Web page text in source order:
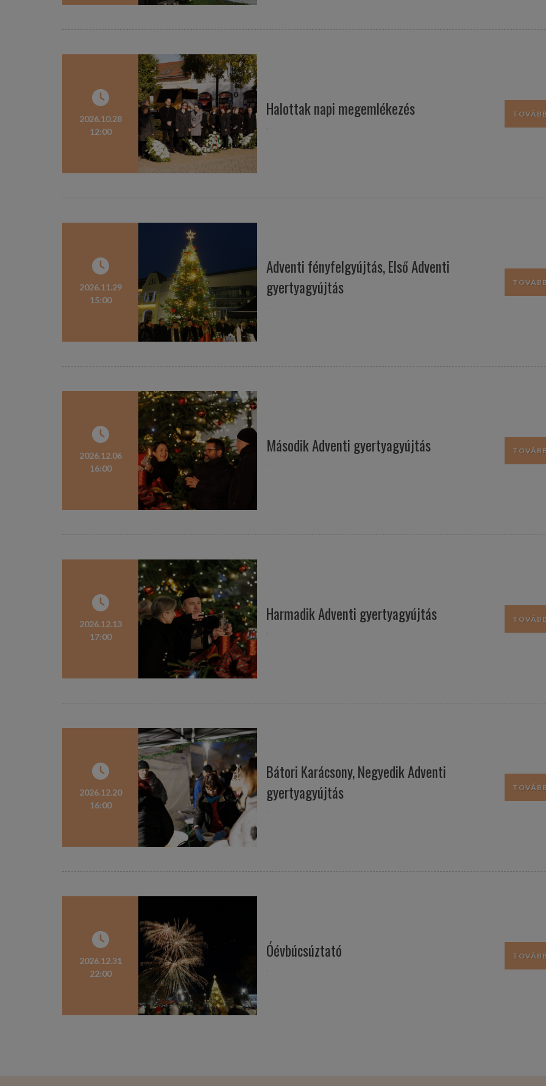
2026.10.28
12:00
Halottak napi megemlékezés
2026.11.29
15:00
Adventi fényfelgyújtás, Első Adventi
gyertyagyújtás
2026.12.06
16:00
Második Adventi gyertyagyújtás
2026.12.13
17:00
Harmadik Adventi gyertyagyújtás
2026.12.20
16:00
Bátori Karácsony, Negyedik Adventi
gyertyagyújtás
2026.12.31
22:00
Óévbúcsúztató